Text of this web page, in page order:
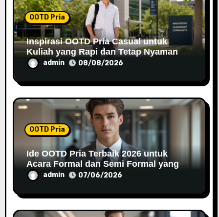
o
n
OOTD Pria
Inspirasi OOTD Pria Casual untuk
Kuliah yang Rapi dan Tetap Nyaman di
2026admin 08/08/2026
OOTD Pria
Ide OOTD Pria Terbaik 2026 untuk
Acara Formal dan Semi Formal yang
Stylish
admin 07/06/2026